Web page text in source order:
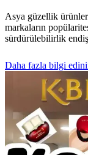
Asya güzellik
markaların
sürdürülebilirlik
Daha fazla bilgi